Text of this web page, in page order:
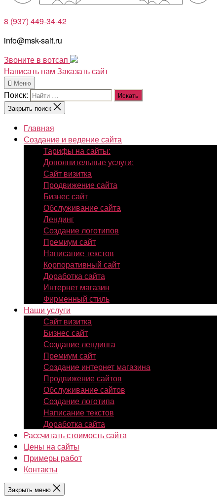
8 (937) 449-34-42
info@msk-sait.ru
Звоните в вотсап
Написать нам Заказать сайт
Меню
Поиск:
Закрыть поиск
Главная
Создание и ведение сайта
Тарифы на сайты:
Дополнительные услуги:
Сайт визитка
Продвижение сайта
Бизнес сайт
Обслуживание сайта
Лендинг
Создание логотипов
Премиум сайт
Написание текстов
Корпоративный сайт
Доработка сайта
Интернет магазин
Фирменный стиль
Наши услуги
Сайт визитка
Бизнес сайт
Создание лендинга
Премиум сайт
Создание интернет магазина
Продвижение сайтов
Обслуживание сайтов
Создание логотипа
Написание текстов
Доработка сайта
Рассчитать стоимость сайта
Цены на сайты
Примеры работ
Контакты
Закрыть меню